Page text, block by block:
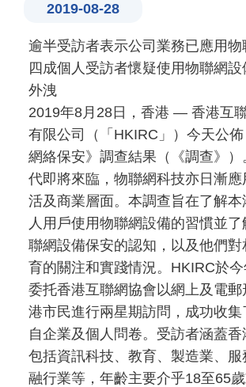
2019-08-28
逾半受訪者表示公司業務已應用物
四成個人受訪者懷疑使用物聯網
外洩
2019年8月28日，香港 — 香港互
有限公司（「HKIRC」）今天公
網絡保安》調查結果（《調查》
代即將來臨，物聯網科技亦日漸應
活及商業層面。本調查旨在了解本
人用戶使用物聯網設備的習慣並
聯網設備保安的認知，以及他們對
育的關注和實踐情況。HKIRC於
委托香港互聯網協會以網上及電郵
港市民進行兩星期訪問，成功收集
自企業及個人問卷。受訪者涵蓋香
包括資訊科技、教育、製造業、服
融行業等，年齡主要介乎18至65